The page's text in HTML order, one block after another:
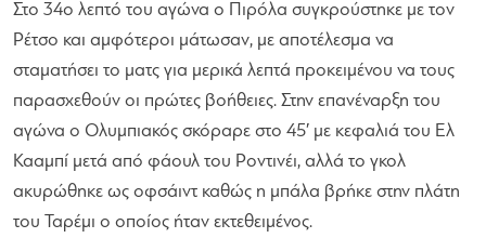
Στο 34ο λεπτό του αγώνα ο Πιρόλα συγκρούστηκε με τον
Ρέτσο και αμφότεροι μάτωσαν, με αποτέλεσμα να
σταματήσει το ματς για μερικά λεπτά προκειμένου να τους
παρασχεθούν οι πρώτες βοήθειες. Στην επανέναρξη του
αγώνα ο Ολυμπιακός σκόραρε στο 45′ με κεφαλιά του Ελ
Κααμπί μετά από φάουλ του Ροντινέι, αλλά το γκολ
ακυρώθηκε ως οφσάιντ καθώς η μπάλα βρήκε στην πλάτη
του Ταρέμι ο οποίος ήταν εκτεθειμένος.